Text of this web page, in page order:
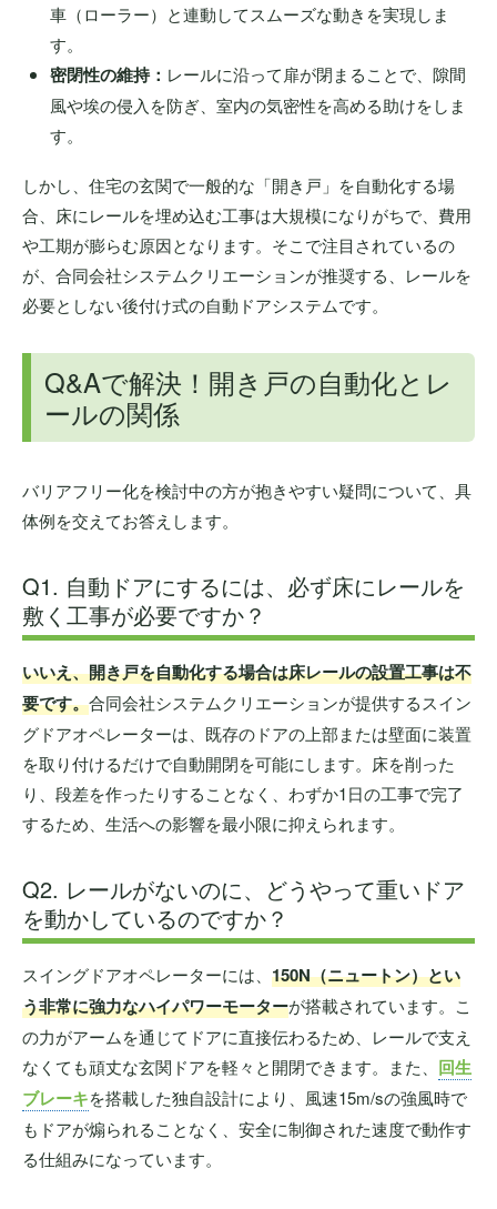
車（ローラー）と連動してスムーズな動きを実現しま
す。
密閉性の維持： レールに沿って扉が閉まることで、隙間
風や埃の侵入を防ぎ、室内の気密性を高める助けをしま
す。
しかし、住宅の玄関で一般的な「開き戸」を自動化する場
合、床にレールを埋め込む工事は大規模になりがちで、費用
や工期が膨らむ原因となります。そこで注目されているの
が、合同会社システムクリエーションが推奨する、レールを
必要としない後付け式の自動ドアシステムです。
Q&Aで解決！開き戸の自動化とレ
ールの関係
バリアフリー化を検討中の方が抱きやすい疑問について、具
体例を交えてお答えします。
Q1. 自動ドアにするには、必ず床にレールを
敷く工事が必要ですか？
いいえ、開き戸を自動化する場合は床レールの設置工事は不
要です。合同会社システムクリエーションが提供するスイン
グドアオペレーターは、既存のドアの上部または壁面に装置
を取り付けるだけで自動開閉を可能にします。床を削った
り、段差を作ったりすることなく、わずか1日の工事で完了
するため、生活への影響を最小限に抑えられます。
Q2. レールがないのに、どうやって重いドア
を動かしているのですか？
スイングドアオペレーターには、 150N（ニュートン）とい
う非常に強力なハイパワーモーターが搭載されています。こ
の力がアームを通じてドアに直接伝わるため、レールで支え
なくても頑丈な玄関ドアを軽々と開閉できます。また、 回生
ブレーキを搭載した独自設計により、風速15m/sの強風時で
もドアが煽られることなく、安全に制御された速度で動作す
る仕組みになっています。